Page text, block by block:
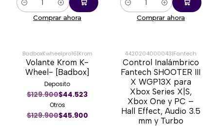
Cantidad
Comprar ahora
Cantidad
Comprar ahora
-65%
BadboxKwheelpro16|Krom
Volante Krom K-
Wheel- [Badbox]
Deposito
$129.900$44.523
Otros
$129.900$45.900
-39%
4420204000043|Fantech
Control Inalámbrico
Fantech SHOOTER III
X WGP13X para
Xbox Series X|S,
Xbox One y PC –
Hall Effect, Audio 3.5
mm y Turbo